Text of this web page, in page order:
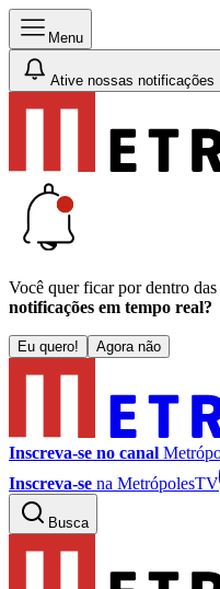
Menu
Ative nossas notificações
Você quer ficar por dentro
notificações em tempo real?
Eu quero! Agora não
Inscreva-se no canal
Inscreva-se na MetrópolesTV
Busca